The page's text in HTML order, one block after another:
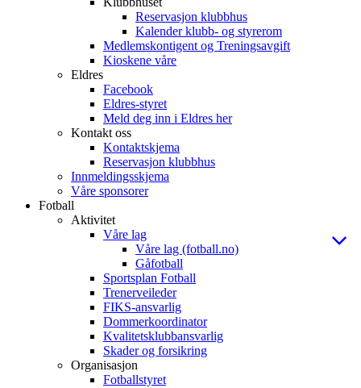
Reservasjon klubbhus
Kalender klubb- og styrerom
Medlemskontigent og Treningsavgift
Kioskene våre
Eldres
Facebook
Eldres-styret
Meld deg inn i Eldres her
Kontakt oss
Kontaktskjema
Reservasjon klubbhus
Innmeldingsskjema
Våre sponsorer
Fotball
Aktivitet
Våre lag
Våre lag (fotball.no)
Gåfotball
Sportsplan Fotball
Trenerveileder
FIKS-ansvarlig
Dommerkoordinator
Kvalitetsklubbansvarlig
Skader og forsikring
Organisasjon
Fotballstyret